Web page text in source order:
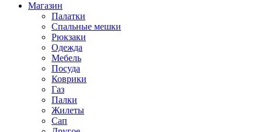
Магазин
Палатки
Спальные мешки
Рюкзаки
Одежда
Мебель
Посуда
Коврики
Газ
Палки
Жилеты
Сап